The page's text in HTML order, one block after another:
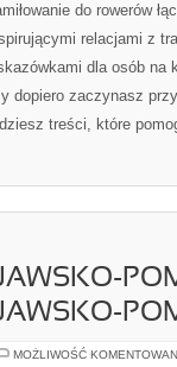
do rowerów
relacjami z
dla osób na
dopiero zaczynasz
treści, które
MOŻLIWOŚĆ